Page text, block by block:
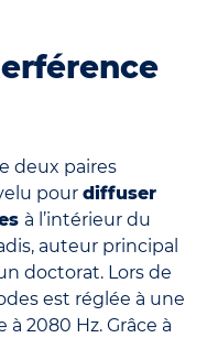
deux paires
pour diffuser
à l’intérieur du
auteur principal
doctorat. Lors de
est réglée à une
2080 Hz. Grâce à